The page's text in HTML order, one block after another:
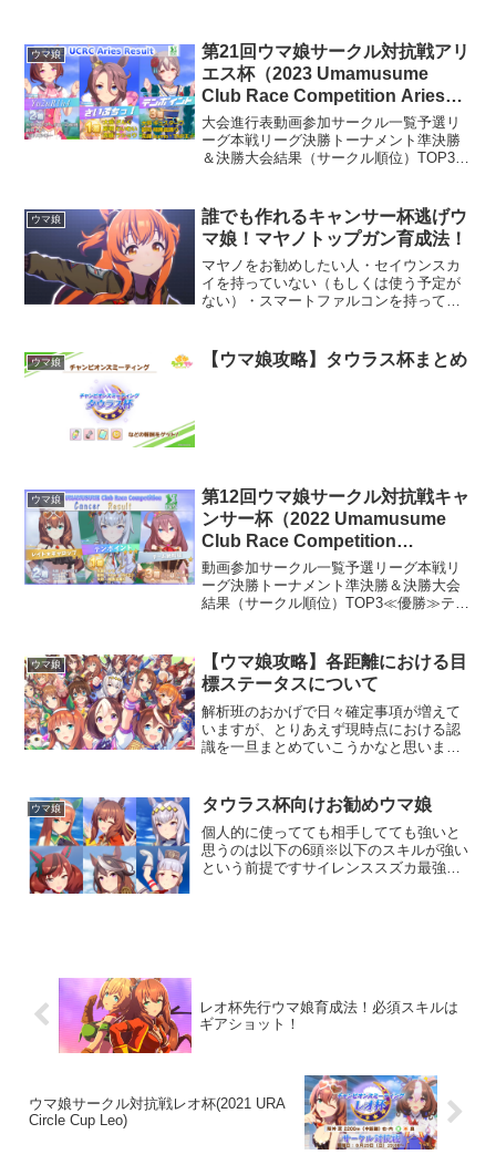
ウマ娘
第21回ウマ娘サークル対抗戦アリ
エス杯（2023 Umamusume
Club Race Competition Aries）
大会レポート
大会進行表動画参加サークル一覧予選リ
ーグ本戦リーグ決勝トーナメント準決勝
＆決勝大会結果（サークル順位）TOP3≪
じゃにー王国湘南レーシング韋駄天スカ
イシンボルA...
ウマ娘
誰でも作れるキャンサー杯逃げウ
マ娘！マヤノトップガン育成法！
マヤノをお勧めしたい人・セイウンスカ
イを持っていない（もしくは使う予定が
ない）・スマートファルコンを持ってい
記３つに当てはまり、逃げウマ娘で勝ち
に行きたい方にお勧めです...
ウマ娘 【ウマ娘攻略】タウラス杯まとめ
ウマ娘
第12回ウマ娘サークル対抗戦キャ
ンサー杯（2022 Umamusume
Club Race Competition
Cancer）大会レポート
動画参加サークル一覧予選リーグ本戦リ
ーグ決勝トーナメント準決勝＆決勝大会
結果（サークル順位）TOP3≪優勝≫テン
隊めざえす（仮）さいぷちっ！アークナ
イツΣお猿村...
ウマ娘
【ウマ娘攻略】各距離における目
標ステータスについて
解析班のおかげで日々確定事項が増えて
いますが、とりあえず現時点における認
識を一旦まとめていこうかなと思います
（@umamusu_reveng）さんの情報に基
づいて考察しています・距離はその...
ウマ娘 タウラス杯向けお勧めウマ娘
個人的に使ってても相手してても強いと
思うのは以下の6頭※以下のスキルが強い
という前提ですサイレンススズカ最強緑
レオ杯先行ウマ娘育成法！必須スキルは
ギアショット！
ウマ娘サークル対抗戦レオ杯(2021 URA
Circle Cup Leo)